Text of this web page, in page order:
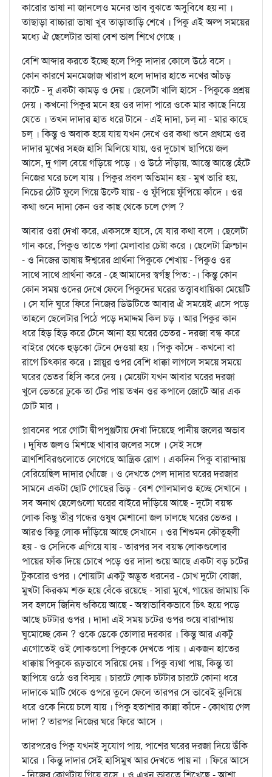
কারোর ভাষা না জানলেও মনের ভাব বুঝতে অসুবিধে হয় না ।
তাছাড়া বাচ্চারা ভাষা খুব তাড়াতাড়ি শেখে । পিকু এই অল্প সময়ের
মধ্যে ঐ ছেলেটার ভাষা বেশ ভাল শিখে গেছে ।
বেশি আব্দার করতে ইচ্ছে হলে পিকু দাদার কোলে উঠে বসে ।
কোন কারণে মনমেজাজ খারাপ হলে দাদার হাতে নখের আঁচড়
কাটে - দু একটা কামড় ও দেয় । ছেলেটা খালি হাসে - পিকুকে প্রশ্রয়
দেয় । কখনো পিকুর মনে হয় ওর দাদা পারে ওকে মার কাছে নিয়ে
যেতে । তখন দাদার হাত ধরে টানে - এই দাদা, চল্‌ না - মার কাছে
চল্‌ । কিন্তু ও অবাক হয়ে যায় যখন দেখে ওর কথা শুনে প্রথমে ওর
দাদার মুখের সহজ হাসি মিলিয়ে যায়, ওর দুচোখ ছাপিয়ে জল
আসে, দু গাল বেয়ে গড়িয়ে পড়ে । ও উঠে দাঁড়ায়, আস্তে আস্তে হেঁটে
নিজের ঘরে চলে যায় । পিকুর প্রবল অভিমান হয় - মুখ ভারি হয়,
নিচের ঠোঁট ফুলে গিয়ে উল্টে যায় - ও ফুঁপিয়ে ফুঁপিয়ে কাঁদে । ওর
কথা শুনে দাদা কেন ওর কাছ থেকে চলে গেল ?
আবার ওরা দেখা করে, একসঙ্গে হাসে, যে যার কথা বলে । ছেলেটা
গান করে, পিকুও তাতে গলা মেলাবার চেষ্টা করে । ছেলেটা ক্রিশ্চান
- ও নিজের ভাষায় ঈশ্বরের প্রার্থনা পিকুকে শেখায় - পিকুও ওর
সাথে সাথে প্রার্থনা করে - হে আমাদের স্বর্গস্থ পিত: -। কিন্তু কোন
কোন সময় ওদের দেখে ফেলে পিকুদের ঘরের তত্ত্বাবধায়িকা মেয়েটি
। সে যদি ঘুরে ফিরে নিজের ডিউটিতে আবার ঐ সময়েই এসে পড়ে
তাহলে ছেলেটার পিঠে পড়ে দমাদ্দম কিল চড় । আর পিকুর কান
ধরে হিড় হিড় করে টেনে আনা হয় ঘরের ভেতর - দরজা বন্ধ করে
বাইরে থেকে হুড়কো টেনে দেওয়া হয় । পিকু কাঁদে - কখনো বা
রাগে চিত্কার করে । স্নায়ুর ওপর বেশি ধাক্কা লাগলে সময়ে সময়ে
ঘরের ভেতর হিসি করে দেয় । মেয়েটা যখন আবার ঘরের দরজা
খুলে ভেতরে ঢুকে তা টের পায় তখন ওর কপালে জোটে আর এক
চোট মার ।
প্লাবনের পরে গোটা দ্বীপপুঞ্জটায় দেখা দিয়েছে পানীয় জলের অভাব
। দূষিত জলও মিশছে খাবার জলের সঙ্গে । সেই সঙ্গে
ত্রাণশিবিরগুলোতে লেগেছে আন্ত্রিক রোগ । একদিন পিকু বারান্দায়
বেরিয়েছিল দাদার খোঁজে । ও দেখতে পেল দাদার ঘরের দরজার
সামনে একটা ছোট গোছের ভিড় - বেশ গোলমালও হচ্ছে সেখানে ।
সব অনাথ ছেলেগুলো ঘরের বাইরে দাঁড়িয়ে আছে - দুটো বয়স্ক
লোক কিছু তীব্র গন্ধের ওষুধ মেশানো জল ঢালছে ঘরের ভেতর ।
আরও কিছু লোক দাঁড়িয়ে আছে সেখানে । ওর শিশুমন কৌতূহলী
হয় - ও সেদিকে এগিয়ে যায় - তারপর সব বয়স্ক লোকগুলোর
পায়ের ফাঁক দিয়ে চোখে পড়ে ওর দাদা শুয়ে আছে একটা বড় চটের
টুকরোর ওপর । শোয়াটা একটু অদ্ভূত ধরনের - চোখ দুটো বোজা,
মুখটা কিরকম শক্ত হয়ে বেঁকে রয়েছে - সারা মুখে, গায়ের জামায় কি
সব হলদে জিনিষ শুকিয়ে আছে - অস্বাভাবিকভাবে চিৎ হয়ে পড়ে
আছে চটটার ওপর । দাদা এই সময় চটের ওপর শুয়ে বারান্দায়
ঘুমোচ্ছে কেন ? ওকে ডেকে তোলার দরকার । কিন্তু আর একটু
এগোতেই ওই লোকগুলো পিকুকে দেখতে পায় । একজন হাতের
ধাক্কায় পিকুকে রূঢ়ভাবে সরিয়ে দেয় । পিকু ব্যথা পায়, কিন্তু তা
ছাপিয়ে ওঠে ওর বিস্ময় । চারটে লোক চটটার চারটে কোনা ধরে
দাদাকে মাটি থেকে ওপরে তুলে ফেলে তারপর সে ভাবেই ঝুলিয়ে
ধরে ওকে নিয়ে চলে যায় । পিকু হতাশার কান্না কাঁদে - কোথায় গেল
দাদা ? তারপর নিজের ঘরে ফিরে আসে ।
তারপরেও পিকু যখনই সুযোগ পায়, পাশের ঘরের দরজা দিয়ে উঁকি
মারে । কিন্তু দাদার সেই হাসিমুখ আর দেখতে পায় না । ফিরে আসে